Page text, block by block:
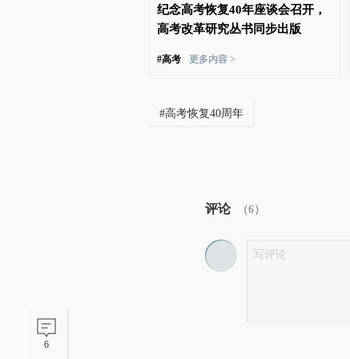
6
纪念高考恢复40年座谈会召开，
高考改革研究丛书同步出版
#高考 更多内容 >
#高考恢复40周年
评论 （6）